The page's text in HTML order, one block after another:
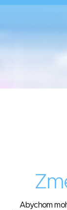
Abychom